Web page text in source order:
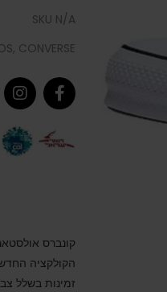
SKU N/A
, CONVERSE
קונברס
הקולקציה
זמינות בשלל